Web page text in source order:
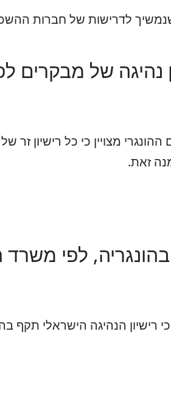
לדרישות של חברות
נהיגה של מבקרים
מצויין כי כל רישיון
לפי
הנהיגה הישראלי תקף